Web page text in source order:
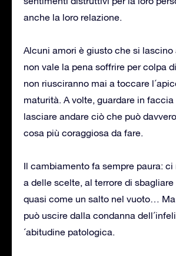
anche la loro relazione.
Alcuni amori è giusto che si lascino
non vale la pena soffrire per colpa
non riusciranno mai a toccare
maturità. A volte, guardare in
lasciare andare ciò che può
cosa più coraggiosa da fare.
Il cambiamento fa sempre paura:
a delle scelte, al terrore di sbagliare
quasi come un salto nel vuoto…
può uscire dalla condanna
´abitudine patologica.